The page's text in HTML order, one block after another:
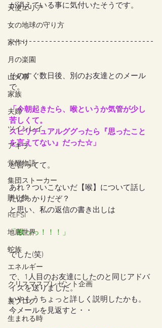
天使エリア
女の地球の守り方
家作り
月の楽園
山火事
家族
夫婦
ツインレイ
アキラ
覚醒物語
集団ストーカー
贈り物
REFSI
地底世界
蛇族
エネルギー
クリスマスプレゼント企画
裏ブログ
生まれる時
が消えている事に気付いたそうです。
そのすぐ数日後、別のお友達とのメール
で。
「今朝起きたら、喉というか気管が少し
苦しくて。
スピリチュアルググったら『思ったこと
を言えてない』だった☆」
と言ってて。
あれ？ついこないだ【喉】について話し
たばっかりだぞ？
と思い、私の返信の書き出しは
「喉っっ！！！」
でした(笑)
で、1人目のお友達にしたのと同じアドバ
イスを送りました。
いやもうちょっと詳しく説明したかも。
今メールを見返すと・・